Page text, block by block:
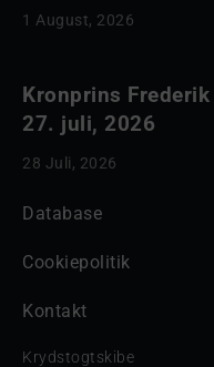
1 August, 2026
Kronprins
27. juli, 2026
28 Juli, 2026
Database
Cookiepolitik
Kontakt
Krydstogtskibe